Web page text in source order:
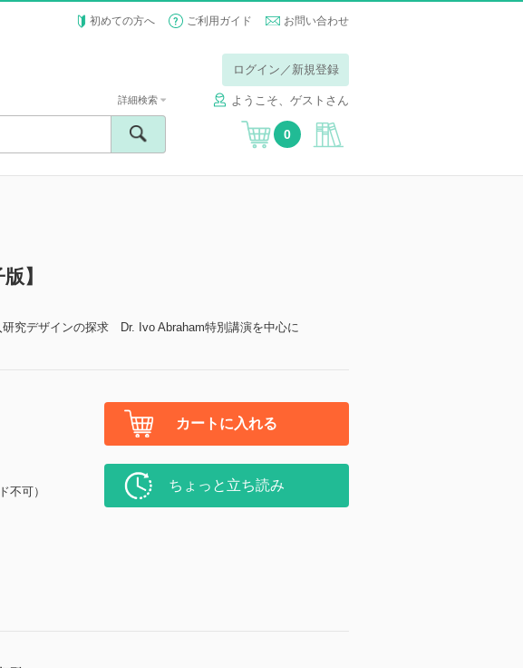
初めての方へ ご利用ガイド お問い合わせ
ログイン／新規登録
ようこそ、ゲストさん
詳細検索
0
】
究デザインの探求 Dr. Ivo Abraham特別講演を中心に
不可）
カートに入れる
ちょっと立ち読み